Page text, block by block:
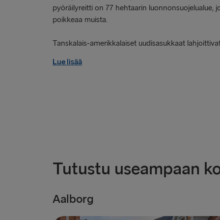
pyöräilyreitti on 77 hehtaarin luonnonsuojelualue,
poikkeaa muista.
Tanskalais-amerikkalaiset uudisasukkaat
Lue lisää
Tutustu useampaan
Aalborg